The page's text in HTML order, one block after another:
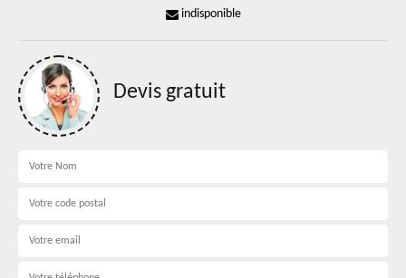
indisponible
Devis gratuit